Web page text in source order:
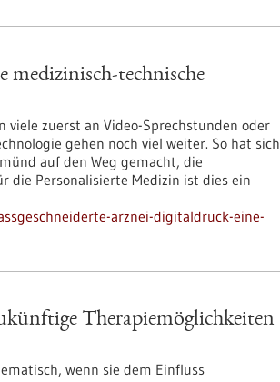
medizinisch-technische
zuerst an Video-Sprechstunden oder
gehen noch viel weiter. So hat sich
auf den Weg gemacht, die
Personalisierte Medizin ist dies ein
arznei-digitaldruck-eine-
Therapiemöglichkeiten
wenn sie dem Einfluss